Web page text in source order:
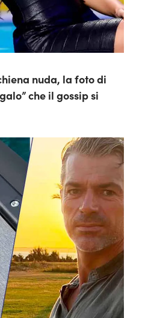
nuda, la foto di
che il gossip si